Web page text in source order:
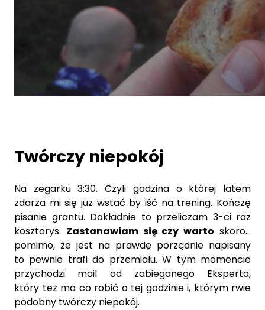
Twórczy niepokój
Na zegarku 3:30. Czyli godzina o której latem
zdarza mi się już wstać by iść na trening. Kończę
pisanie grantu. Dokładnie to przeliczam 3-ci raz
kosztorys. Zastanawiam się czy warto skoro…
pomimo, że jest na prawdę porządnie napisany
to pewnie trafi do przemiału. W tym momencie
przychodzi mail od zabieganego Eksperta,
który też ma co robić o tej godzinie i, którym rwie
podobny twórczy niepokój.